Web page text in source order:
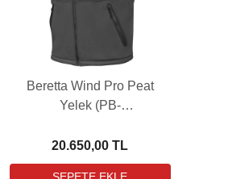
Beretta Wind Pro Peat
Yelek (PB-
20.650,00 TL